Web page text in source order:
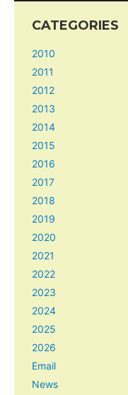
CATEGORIES
2010
2011
2012
2013
2014
2015
2016
2017
2018
2019
2020
2021
2022
2023
2024
2025
2026
Email
News